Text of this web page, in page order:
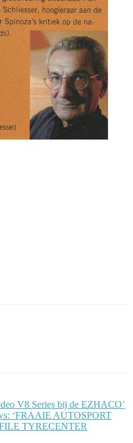
V8 Series bij de EZHACO’
‘FRAAIE AUTOSPORT
TYRECENTER